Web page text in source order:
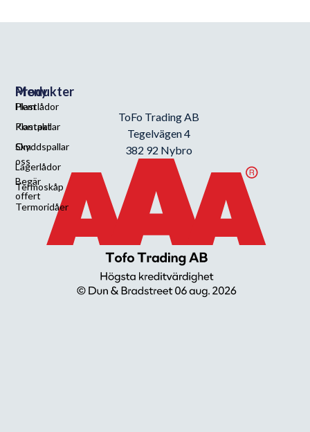
Meny
Hem
Kontakt
Om
oss
Begär
offert
Produkter
Plastlådor
Plastpallar
Skyddspallar
Lagerlådor
Termoskåp
Termoridåer
ToFo Trading AB
Tegelvägen 4
382 92 Nybro